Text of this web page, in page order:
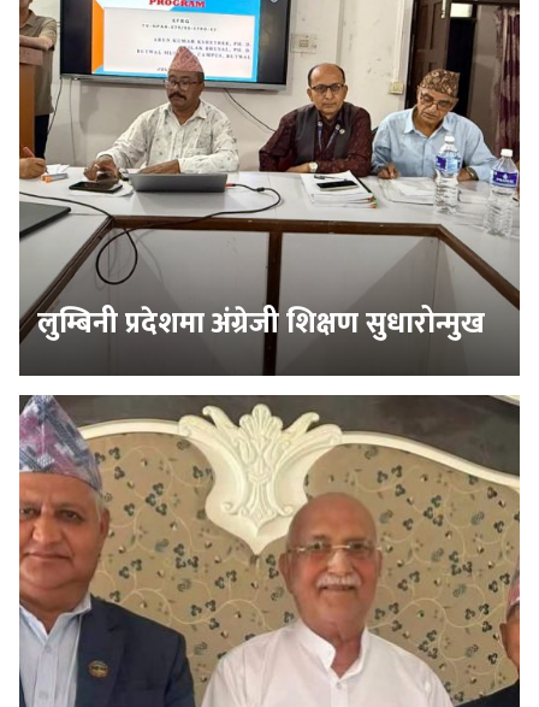
लुम्बिनी प्रदेशमा अंग्रेजी शिक्षण सुधारोन्मुख